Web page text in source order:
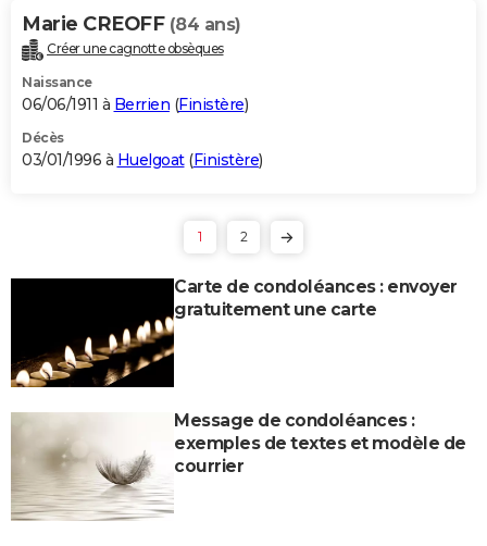
Marie CREOFF (84 ans)
Créer une cagnotte obsèques
Naissance
06/06/1911 à Berrien (Finistère)
Décès
03/01/1996 à Huelgoat(Finistère)
1 2
Carte de condoléances : envoyer
gratuitement une carte
Message de condoléances :
exemples de textes et modèle de
courrier